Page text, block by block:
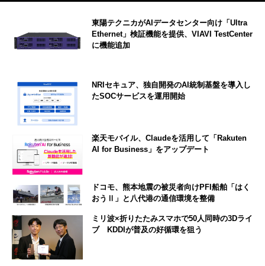
東陽テクニカがAIデータセンター向け「Ultra
Ethernet」検証機能を提供、VIAVI TestCenter
に機能追加
NRIセキュア、独自開発のAI統制基盤を導入し
たSOCサービスを運用開始
楽天モバイル、Claudeを活用して「Rakuten
AI for Business」をアップデート
ドコモ、熊本地震の被災者向けPFI船舶「はく
おうⅡ」と八代港の通信環境を整備
ミリ波×折りたたみスマホで50人同時の3Dライ
ブ KDDIが普及の好循環を狙う